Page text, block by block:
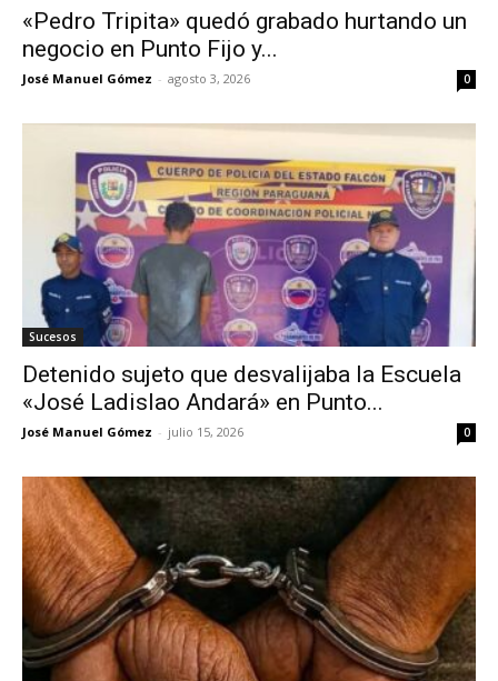
«Pedro Tripita» quedó grabado hurtando un
negocio en Punto Fijo y...
José Manuel Gómez - agosto 3, 2026 0
Sucesos
Detenido sujeto que desvalijaba la Escuela
«José Ladislao Andará» en Punto...
José Manuel Gómez - julio 15, 2026 0